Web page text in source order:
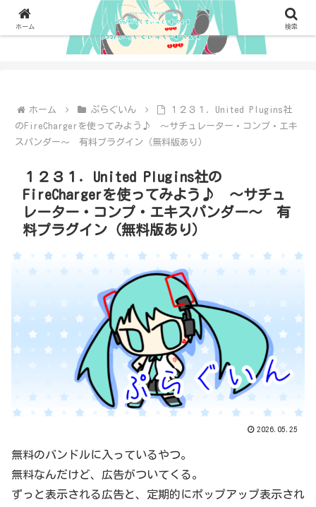
ホーム ぷらぐいん
１２３１．United Plugins社
のFireChargerを使ってみよう♪ ～サチュレーター・コンプ・エキ
スパンダー～ 有料プラグイン（無料版あり）
１２３１．United Plugins社の
FireChargerを使ってみよう♪ ～サチュ
レーター・コンプ・エキスパンダー～ 有
料プラグイン（無料版あり）
2026.05.25
無料のバンドルに入っているやつ。
無料なんだけど、広告がついてくる。
ずっと表示される広告と、定期的にポップアップ表示され
ホーム 検索